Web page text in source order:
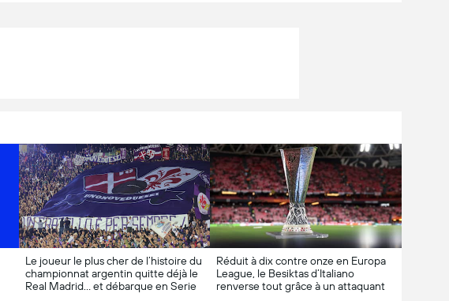
Le joueur le plus cher de l’histoire du
championnat argentin quitte déjà le
Real Madrid… et débarque en Serie
Réduit à dix contre onze en Europa
League, le Besiktas d’Italiano
renverse tout grâce à un attaquant